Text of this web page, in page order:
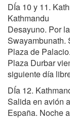
DÍa 10 y 11.
Kathmandu
Desayuno. Por
Swayambunath.
Plaza de
Plaza Durbar
siguiente día
DÍa 12.
Salida en avión
España. Noche